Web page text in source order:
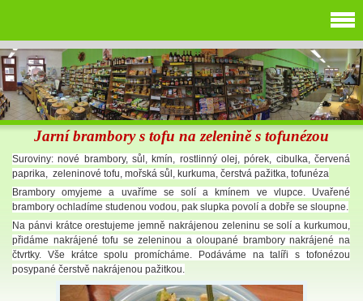
Jarní brambory s tofu na zelenině s tofunézou
Suroviny: nové brambory, sůl, kmín, rostlinný olej, pórek, cibulka, červená
paprika, zeleninové tofu, mořská sůl, kurkuma, čerstvá pažitka, tofunéza
Brambory omyjeme a uvaříme se solí a kmínem ve vlupce. Uvařené
brambory ochladíme studenou vodou, pak slupka povolí a dobře se sloupne.
Na pánvi krátce orestujeme jemně nakrájenou zeleninu se solí a kurkumou,
přidáme nakrájené tofu se zeleninou a oloupané brambory nakrájené na
čtvrtky. Vše krátce spolu promícháme. Podáváme na talíři s tofonézou
posypané čerstvě nakrájenou pažitkou.